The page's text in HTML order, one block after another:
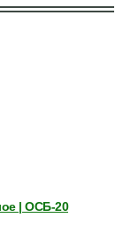
| ОСБ-20